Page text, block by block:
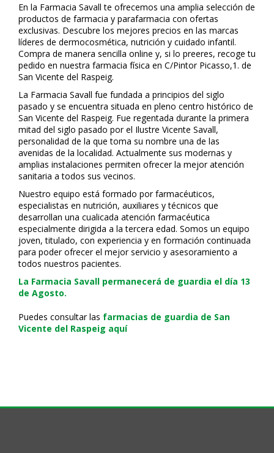
En la Farmacia Savall te ofrecemos una amplia selección de
productos de farmacia y parafarmacia con ofertas
exclusivas. Descubre los mejores precios en las marcas
líderes de dermocosmética, nutrición y cuidado infantil.
Compra de manera sencilla online y, si lo prefieres, recoge tu
pedido en nuestra farmacia física en C/Pintor Picasso,1. de
San Vicente del Raspeig.
La Farmacia Savall fue fundada a principios del siglo
pasado y se encuentra situada en pleno centro histórico de
San Vicente del Raspeig. Fue regentada durante la primera
mitad del siglo pasado por el Ilustre Vicente Savall,
personalidad de la que toma su nombre una de las
avenidas de la localidad. Actualmente sus modernas y
amplias instalaciones permiten ofrecer la mejor atención
sanitaria a todos sus vecinos.
Nuestro equipo está formado por farmacéuticos,
especialistas en nutrición, auxiliares y técnicos que
desarrollan una cualificada atención farmacéutica
especialmente dirigida a la tercera edad. Somos un equipo
joven, titulado, con experiencia y en formación continuada
para poder ofrecer el mejor servicio y asesoramiento a
todos nuestros pacientes.
La Farmacia Savall permanecerá de guardia el día 13
de Agosto.
Puedes consultar las farmacias de guardia de San
Vicente del Raspeig aquí